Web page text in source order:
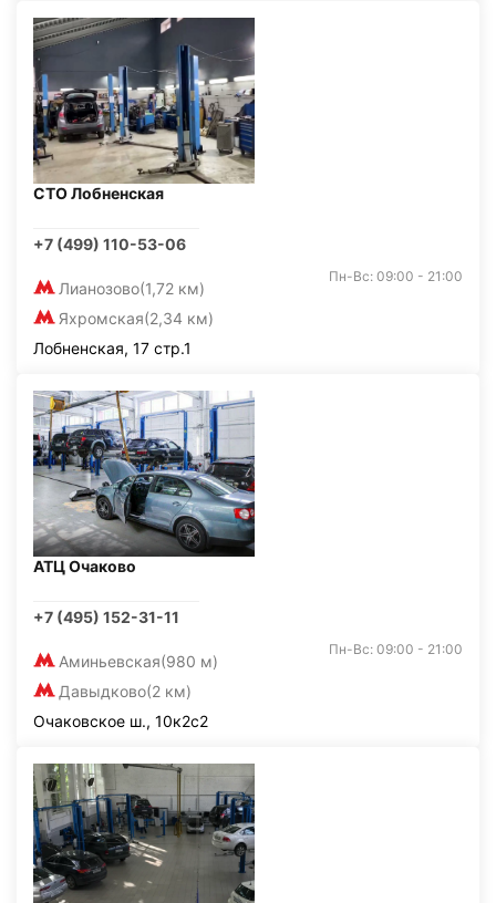
СТО Лобненская
+7 (499) 110-53-06
Лианозово(1,72 км)
Яхромская(2,34 км)
Пн-Вс: 09:00 - 21:00
Лобненская, 17 стр.1
АТЦ Очаково
+7 (495) 152-31-11
Аминьевская(980 м)
Давыдково(2 км)
Пн-Вс: 09:00 - 21:00
Очаковское ш., 10к2с2